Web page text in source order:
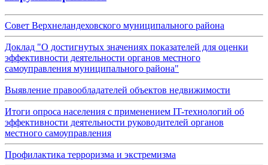
Совет Верхнеландеховского муниципального района
Доклад "О достигнутых значениях показателей для оценки
эффективности деятельности органов местного
самоуправления муниципального района"
Выявление правообладателей объектов недвижимости
Итоги опроса населения с применением IT-технологий об
эффективности деятельности руководителей органов
местного самоуправления
Профилактика терроризма и экстремизма